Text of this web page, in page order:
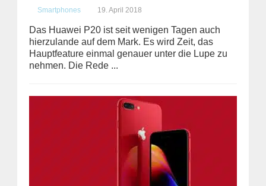
Smartphones 19. April 2018
Das Huawei P20 ist seit wenigen Tagen auch
hierzulande auf dem Mark. Es wird Zeit, das
Hauptfeature einmal genauer unter die Lupe zu
nehmen. Die Rede ...